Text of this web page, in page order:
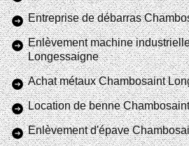
Entreprise de débarras
Enlèvement machine
Longessaigne
Achat métaux Chambosaint
Location de benne
Enlèvement d'épave